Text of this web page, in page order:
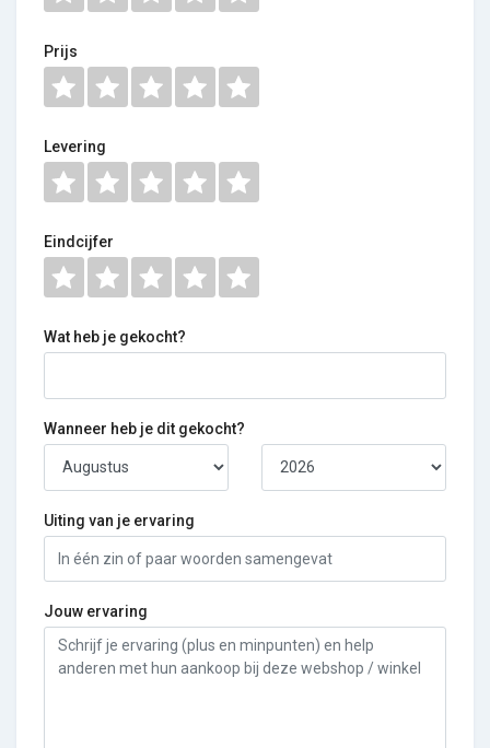
Prijs
Levering
Eindcijfer
Wat heb je gekocht?
Wanneer heb je dit gekocht?
Uiting van je ervaring
Jouw ervaring